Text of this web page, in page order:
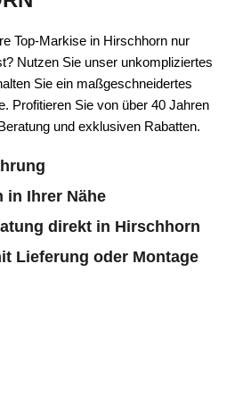
Top-Markise in Hirschhorn nur
Nutzen Sie unser unkompliziertes
Sie ein maßgeschneidertes
Profitieren Sie von über 40 Jahren
und exklusiven Rabatten.
in Ihrer Nähe
direkt in Hirschhorn
Lieferung oder Montage